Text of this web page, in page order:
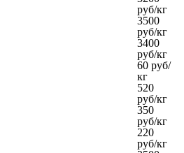
руб/кг
3500
руб/кг
3400
руб/кг
60 руб/
кг
520
руб/кг
350
руб/кг
220
руб/кг